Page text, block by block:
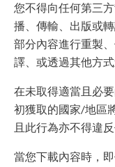
您不得向任何第三
播、傳輸、出版或
部分內容進行重製
譯、或透過其他方
在未取得適當且必
初獲取的國家/地區
且此行為亦不得違
當您下載內容時，